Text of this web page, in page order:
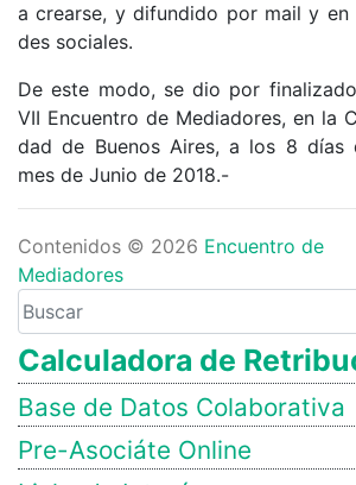
a crear­se, y di­fun­di­do por mail y
des so­cia­le­s.
De es­te mo­do, se dio por
VII En­cuen­tro de Me­dia­do­res, en la
dad de Bue­nos Ai­res, a los 8 días
mes de Ju­nio de 2018.-
Contenidos © 2026 Encuentro de
Mediadores
Calculadora de
Base de Datos Colaborativa
Pre-Asociáte Online